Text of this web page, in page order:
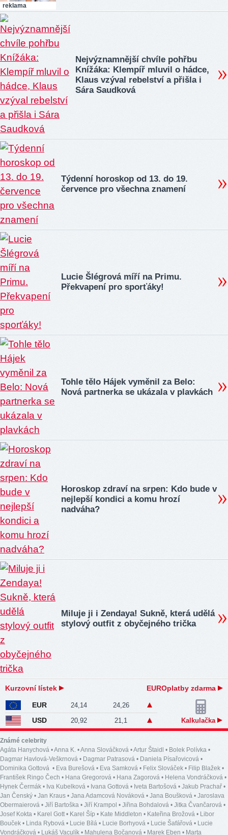
reklama
Nejvýznamnější chvíle pohřbu
Knížáka: Klempíř mluvil o hádce,
Klaus vzýval rebelství a přišla i
Sára Saudková
Týdenní horoskop od 13. do 19.
července pro všechna znamení
Lucie Šlégrová míří na Primu.
Překvapení pro sporťáky!
Tohle tělo Hájek vyměnil za Belo:
Nová partnerka se ukázala v plavkách
Horoskop zdraví na srpen: Kdo bude v
nejlepší kondici a komu hrozí
nadváha?
Miluje ji i Zendaya! Sukně, která udělá
stylový outfit z obyčejného trička
Kurzovní lístek EUROplatby zdarma
EUR 24,14 24,26
USD 20,92 21,1 Kalkulačka
Známé celebrity
Agáta Hanychová •Anna K. •Anna Slováčková •Artur Štaidl • Bolek Polívka •
Dagmar Havlová-Veškrnová • Dagmar Patrasová • Daniela Písařovicová •
Dominika Gottová • Eva Burešová • Eva Samková • Felix Slováček • Filip Blažek •
František Ringo Čech • Hana Gregorová • Hana Zagorová • Helena Vondráčková •
Hynek Čermák • Iva Kubelková • Ivana Gottová • Iveta Bartošová • Jakub Prachař •
Jan Čenský • Jan Kraus • Jana Adamcová Nováková • Jana Boušková • Jaroslava
Obermaierová • Jiří Bartoška • Jiří Krampol • Jiřina Bohdalová • Jitka Čvančarová •
Josef Kokta • Karel Gott • Karel Šíp • Kate Middleton • Kateřina Brožová • Libor
Bouček • Linda Rybová • Lucie Bílá • Lucie Borhyová • Lucie Šafářová • Lucie
Vondráčková • Lukáš Vaculík • Mahulena Bočanová • Marek Eben • Marta